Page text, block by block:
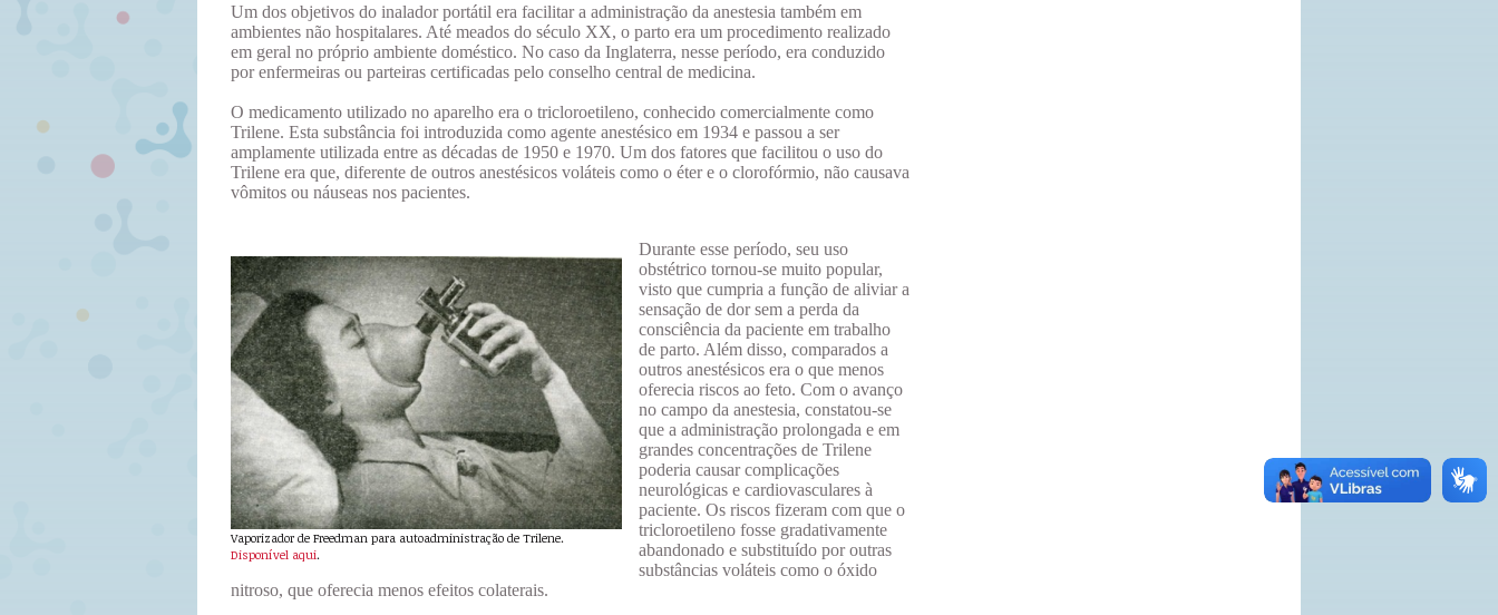
Um dos objetivos do inalador portátil era facilitar a administração da anestesia também em
ambientes não hospitalares. Até meados do século XX, o parto era um procedimento realizado
em geral no próprio ambiente doméstico. No caso da Inglaterra, nesse período, era conduzido
por enfermeiras ou parteiras certificadas pelo conselho central de medicina.
O medicamento utilizado no aparelho era o tricloroetileno, conhecido comercialmente como
Trilene. Esta substância foi introduzida como agente anestésico em 1934 e passou a ser
amplamente utilizada entre as décadas de 1950 e 1970. Um dos fatores que facilitou o uso do
Trilene era que, diferente de outros anestésicos voláteis como o éter e o clorofórmio, não causava
vômitos ou náuseas nos pacientes.
Vaporizador de Freedman para autoadministração de Trilene.
Disponível aqui.
Durante esse período, seu uso
obstétrico tornou-se muito popular,
visto que cumpria a função de aliviar a
sensação de dor sem a perda da
consciência da paciente em trabalho
de parto. Além disso, comparados a
outros anestésicos era o que menos
oferecia riscos ao feto. Com o avanço
no campo da anestesia, constatou-se
que a administração prolongada e em
grandes concentrações de Trilene
poderia causar complicações
neurológicas e cardiovasculares à
paciente. Os riscos fizeram com que o
tricloroetileno fosse gradativamente
abandonado e substituído por outras
substâncias voláteis como o óxido
nitroso, que oferecia menos efeitos colaterais.